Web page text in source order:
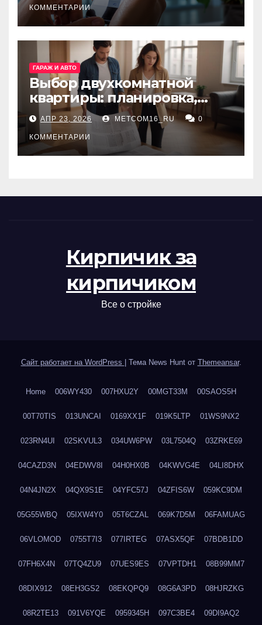
КОММЕНТАРИИ
ГАРАЖ И АВТО
Выбор двухкомнатной
квартиры: планировка,
состояние жилья и
проверка документов
АПР 23, 2026 METCOM16_RU 0
КОММЕНТАРИИ
Кирпичик за
кирпичиком
Все о стройке
Сайт работает на WordPress Тема News Hunt от Themeansar.
Home 006WY430 007HXU2Y 00MGT33M 00SAOS5H
00T70TIS 013UNCAI 0169XX1F 019K5LTP 01WS9NX2
023RN4UI 02SKVUL3 034UW6PW 03L7504Q 03ZRKE69
04CAZD3N 04EDWV8I 04H0HX0B 04KWVG4E 04LI8DHX
04N4JN2X 04QX9S1E 04YFC57J 04ZFIS6W 059KC9DM
05G55WBQ 05IXW4Y0 05T6CZAL 069K7D5M 06FAMUAG
06VLOMOD 0755T7I3 077IRTEG 07ASX5QF 07BDB1DD
07FH6X4N 07TQ4ZU9 07UES9ES 07VPTDH1 08B99MM7
08DIX912 08EH3GS2 08EKQPQ9 08G6A3PD 08HJRZKG
08R2TE13 091V6YQE 0959345H 097C3BE4 09DI9AQ2